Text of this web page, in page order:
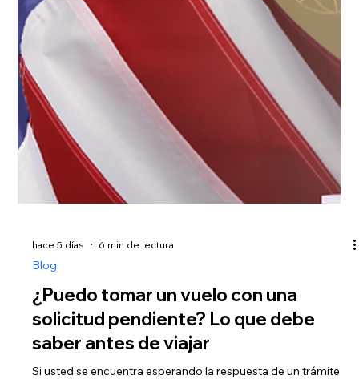
cómo funciona este amparo y quiénes califican, le invitamos a
leer nuestro artículo sobre Recomendaciones de la abogada
Jessica Domínguez para los beneficiarios del TPS. ¿Cuál es la
respuesta princi